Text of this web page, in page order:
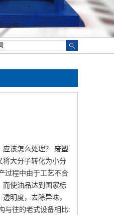
该怎么处理？ 废塑
将大分子转化为小分
过程中由于工艺不合
而使油品达到国家标
明度，去除异味，
与往的老式设备相比: